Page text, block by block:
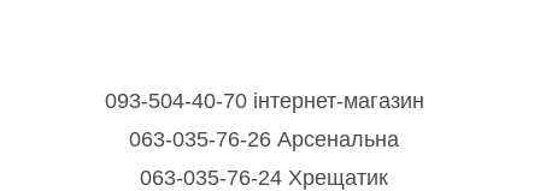
093-504-40-70 інтернет-магазин
063-035-76-26 Арсенальна
063-035-76-24 Хрещатик